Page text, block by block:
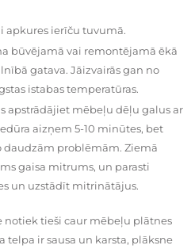
apkures ierīču tuvumā.
būvējamā vai remontējamā ēkā
gatava. Jāizvairās gan no
istabas temperatūras.
apstrādājiet mēbeļu dēļu galus ar
aizņem 5-10 minūtes, bet
daudzām problēmām. Ziemā
gaisa mitrums, un parasti
un uzstādīt mitrinātājus.
notiek tieši caur mēbeļu plātnes
telpa ir sausa un karsta, plāksne